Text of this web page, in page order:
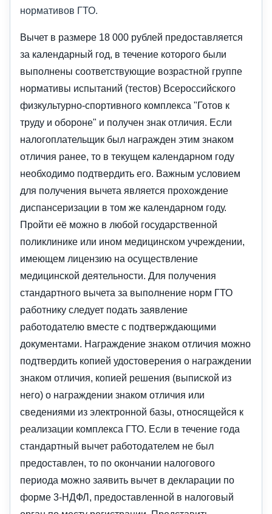
нормативов ГТО.
Вычет в размере 18 000 рублей предоставляется
за календарный год, в течение которого были
выполнены соответствующие возрастной группе
нормативы испытаний (тестов) Всероссийского
физкультурно-спортивного комплекса "Готов к
труду и обороне" и получен знак отличия. Если
налогоплательщик был награжден этим знаком
отличия ранее, то в текущем календарном году
необходимо подтвердить его. Важным условием
для получения вычета является прохождение
диспансеризации в том же календарном году.
Пройти её можно в любой государственной
поликлинике или ином медицинском учреждении,
имеющем лицензию на осуществление
медицинской деятельности. Для получения
стандартного вычета за выполнение норм ГТО
работнику следует подать заявление
работодателю вместе с подтверждающими
документами. Награждение знаком отличия можно
подтвердить копией удостоверения о награждении
знаком отличия, копией решения (выпиской из
него) о награждении знаком отличия или
сведениями из электронной базы, относящейся к
реализации комплекса ГТО. Если в течение года
стандартный вычет работодателем не был
предоставлен, то по окончании налогового
периода можно заявить вычет в декларации по
форме 3-НДФЛ, предоставленной в налоговый